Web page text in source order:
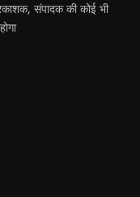
संपादक की कोई भी